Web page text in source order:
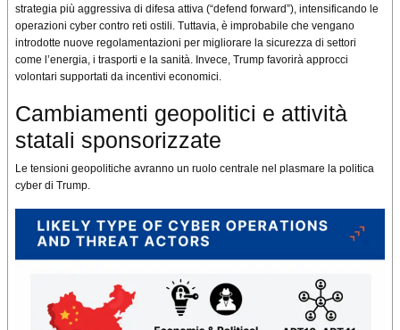
strategia più aggressiva di difesa attiva (“defend forward”), intensificando le
operazioni cyber contro reti ostili. Tuttavia, è improbabile che vengano
introdotte nuove regolamentazioni per migliorare la sicurezza di settori
come l’energia, i trasporti e la sanità. Invece, Trump favorirà approcci
volontari supportati da incentivi economici.
Cambiamenti geopolitici e attività
statali sponsorizzate
Le tensioni geopolitiche avranno un ruolo centrale nel plasmare la politica
cyber di Trump.